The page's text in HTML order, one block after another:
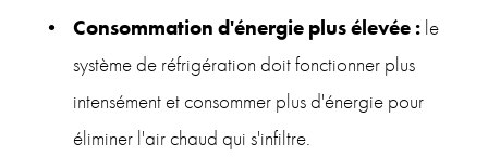
Consommation d'énergie plus élevée : le
système de réfrigération doit fonctionner plus
intensément et consommer plus d'énergie pour
éliminer l'air chaud qui s'infiltre.